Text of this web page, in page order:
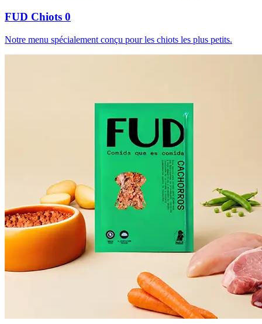
FUD Chiots 0
Notre menu spécialement conçu pour les chiots les plus petits.